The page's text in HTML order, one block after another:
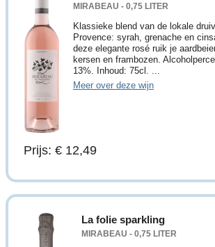
MIRABEAU - 0,75 LITER
Klassieke blend van de lokale
Provence: syrah, grenache en
deze elegante rosé ruik je
kersen en frambozen.
13%. Inhoud: 75cl. ...
Meer over deze wijn
Prijs: € 12,49
La folie sparkling
MIRABEAU - 0,75 LITER